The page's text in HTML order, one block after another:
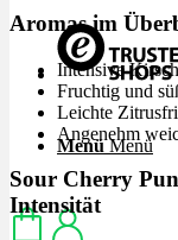
Menü Menü
Aromas im
Intensive
Fruchtig und
Leichte
Angenehm
Sour Cherry
Intensität